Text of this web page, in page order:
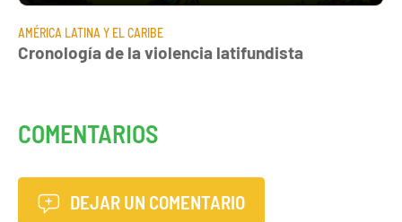
AMÉRICA LATINA Y EL CARIBE
Cronología de la violencia latifundista
COMENTARIOS
DEJAR UN COMENTARIO